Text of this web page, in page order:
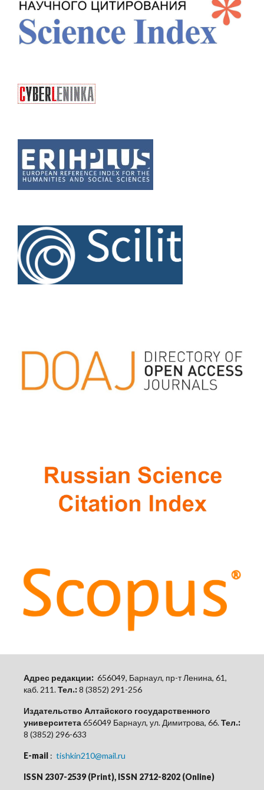
Адрес редакции: 656049, Барнаул, пр-т Ленина, 61,
каб. 211.Тел.:8 (3852) 291-256
Издательство Алтайского государственного
университета656049 Барнаул, ул. Димитрова, 66.Тел.:
8 (3852) 296-633
E-mail : tishkin210@mail.ru
ISSN 2307-2539 (Print), ISSN 2712-8202 (Online)